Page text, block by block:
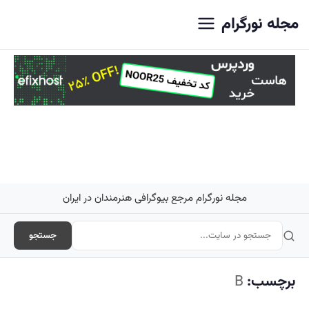
مجله نورگرام
مجله نورگرام مرجع بیوگرافی هنرمندان در ایران
جستجو
برچسب: B